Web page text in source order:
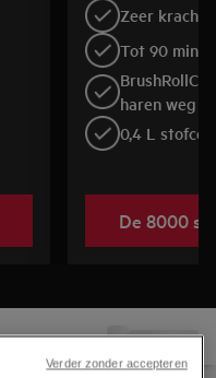
Zeer
Tot 90 min
haren weg
0,4 L
De 8000
Verder zonder accepteren